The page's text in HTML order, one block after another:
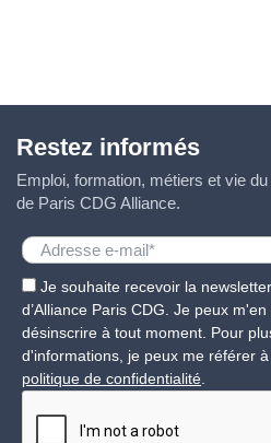
Restez informés
Emploi, formation, métiers et vie
de Paris CDG Alliance.
Je souhaite recevoir la newsletter
d’Alliance Paris CDG. Je peux m'en
désinscrire à tout moment. Pour
d'informations, je peux me référer à
politique de confidentialité